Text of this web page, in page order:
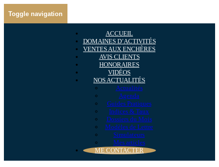
Toggle navigation
ACCUEIL
DOMAINES D’ACTIVITÉS
VENTES AUX ENCHÈRES
AVIS CLIENTS
HONORAIRES
VIDÉOS
NOS ACTUALITÉS
Actualités
Agenda
Guides Pratiques
Indices & Taux
Dossiers du Mois
Modèles de Lettre
Simulateurs
Mes articles
ME CONTACTER